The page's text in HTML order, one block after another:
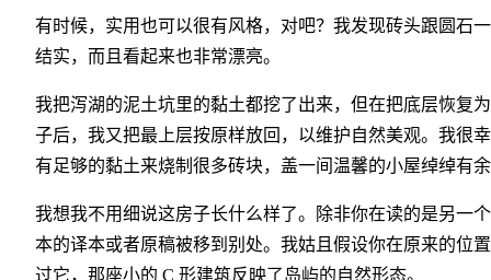
有时候，实用也可以很有风格，对吧？我发现砖头跟圆石
结实，而且看起来也非常漂亮。
我把泻湖的泥土坑里的黏土都挖了出来，但在把底层恢复
子后，我又把最上层按原样放回，以维护自然美观。我很
有足够的黏土来烧制很多砖块，盖一间温馨的小屋绰绰有
我想我不用细说这房子长什么样了。除非你在读的是另一
本的译本或者原稿被移到别处。我姑且假设你在原来的位
过它，那座小的 C 形建筑反映了岛屿的自然形态。